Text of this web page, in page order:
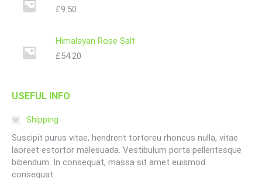
£9.50
Himalayan Rose Salt
£54.20
USEFUL INFO
Shipping
Suscipit purus vitae, hendrerit tortoreu rhoncus nulla, vitae
laoreet estortor malesuada. Vestibulum porta pellentesque
bibendum. In consequat, massa sit amet euismod
consequat.